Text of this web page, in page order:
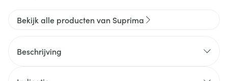
Bekijk alle producten van Suprima
Beschrijving